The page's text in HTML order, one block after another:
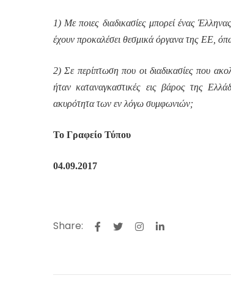
1) Με ποιες διαδικασίες μπορεί ένας
έχουν προκαλέσει θεσμικά όργανα της ΕΕ,
2) Σε περίπτωση που οι διαδικασίες που
ήταν καταναγκαστικές εις βάρος της
ακυρότητα των εν λόγω συμφωνιών;
Το Γραφείο Τύπου
04.09.2017
Share: